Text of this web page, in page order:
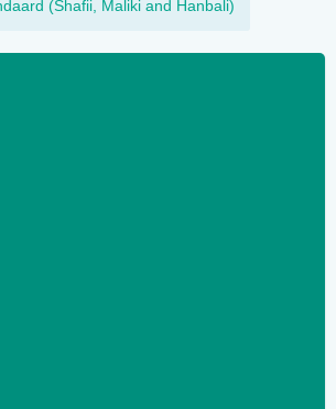
(Shafii, Maliki and Hanbali)